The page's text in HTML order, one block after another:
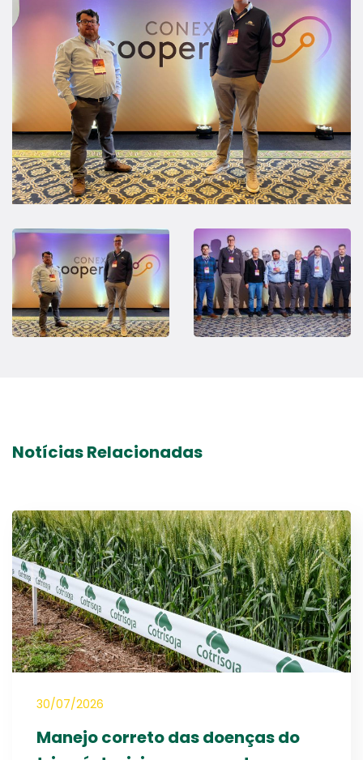
Notícias Relacionadas
30/07/2026
Manejo correto das doenças do